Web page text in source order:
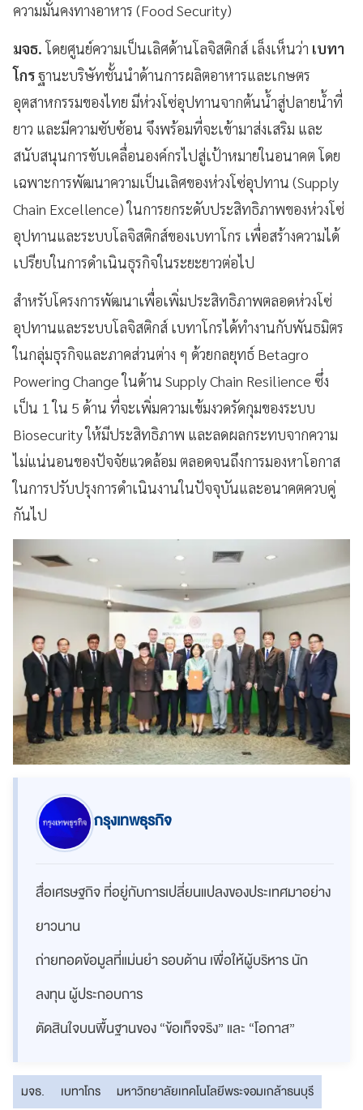
ความมั่นคงทางอาหาร (Food Security)
มจธ.โดยศูนย์ความเป็นเลิศด้านโลจิสติกส์ เล็งเห็นว่า เบทา
โกรฐานะบริษัทชั้นนำด้านการผลิตอาหารและเกษตร
อุตสาหกรรมของไทย มีห่วงโซ่อุปทานจากต้นน้ำสู่ปลายน้ำที่
ยาว และมีความซับซ้อน จึงพร้อมที่จะเข้ามาส่งเสริม และ
สนับสนุนการขับเคลื่อนองค์กรไปสู่เป้าหมายในอนาคต โดย
เฉพาะการพัฒนาความเป็นเลิศของห่วงโซ่อุปทาน (Supply
Chain Excellence) ในการยกระดับประสิทธิภาพของห่วงโซ่
อุปทานและระบบโลจิสติกส์ของเบทาโกร เพื่อสร้างความได้
เปรียบในการดำเนินธุรกิจในระยะยาวต่อไป
สำหรับโครงการพัฒนาเพื่อเพิ่มประสิทธิภาพตลอดห่วงโซ่
อุปทานและระบบโลจิสติกส์ เบทาโกรได้ทำงานกับพันธมิตร
ในกลุ่มธุรกิจและภาคส่วนต่าง ๆ ด้วยกลยุทธ์ Betagro
Powering Change ในด้าน Supply Chain Resilience ซึ่ง
เป็น 1 ใน 5 ด้าน ที่จะเพิ่มความเข้มงวดรัดกุมของระบบ
Biosecurity ให้มีประสิทธิภาพ และลดผลกระทบจากความ
ไม่แน่นอนของปัจจัยแวดล้อม ตลอดจนถึงการมองหาโอกาส
ในการปรับปรุงการดำเนินงานในปัจจุบันและอนาคตควบคู่
กันไป
กรุงเทพธุรกิจ
สื่อเศรษฐกิจ ที่อยู่กับการเปลี่ยนแปลงของประเทศมาอย่าง
ยาวนาน
ถ่ายทอดข้อมูลที่แม่นยำ รอบด้าน เพื่อให้ผู้บริหาร นัก
ลงทุน ผู้ประกอบการ
ตัดสินใจบนพื้นฐานของ “ข้อเท็จจริง” และ “โอกาส”
มจธ. เบทาโกร มหาวิทยาลัยเทคโนโลยีพระจอมเกล้าธนบุรี